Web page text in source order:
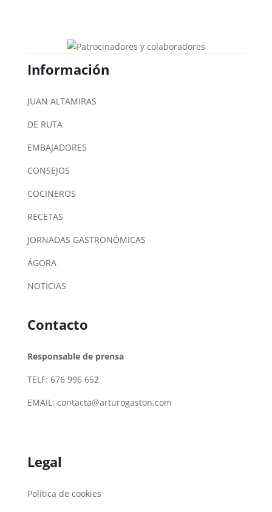
Información
JUAN ALTAMIRAS
DE RUTA
EMBAJADORES
CONSEJOS
COCINEROS
RECETAS
JORNADAS GASTRONÓMICAS
ÁGORA
NOTICIAS
Contacto
Responsable de prensa
TELF: 676 996 652
EMAIL: contacta@arturogaston.com
Legal
Política de cookies